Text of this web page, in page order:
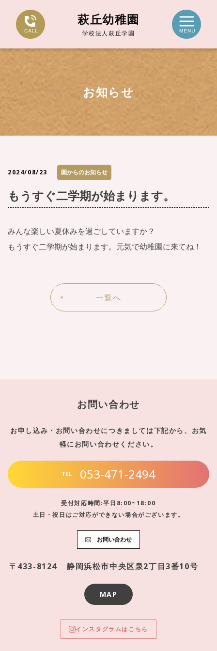
萩丘幼稚園
学校法人萩丘学園
お知らせ
2024/08/23 園からのお知らせ
もうすぐ二学期が始まります。
みんな楽しい夏休みを過ごしていますか？
もうすぐ二学期が始まります。元気で幼稚園に来てね！
一覧へ
お問い合わせ
お申し込み・お問い合わせにつきましては下記から、お気
軽にお問い合わせください。
TEL 053-471-2494
受付対応時間:平日8:00~18:00
土日・祝日はご対応ができない場合がございます。
お問い合わせ
〒433-8124 静岡浜松市中央区泉2丁目3番10号
MAP
インスタグラムはこちら